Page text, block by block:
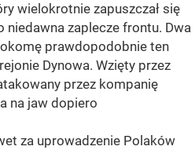
wielokrotnie zapuszczał się
niedawna zaplecze frontu. Dwa
prawdopodobnie ten
Dynowa. Wzięty przez
przez kompanię
na jaw dopiero
za uprowadzenie Polaków